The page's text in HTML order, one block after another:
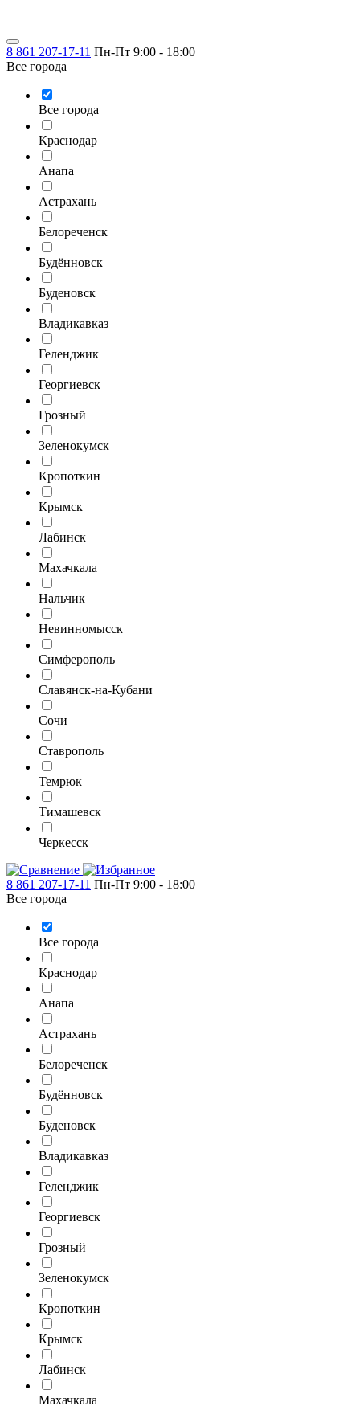
8 861 207-17-11 Пн-Пт 9:00 - 18:00
Все города
Все города
Краснодар
Анапа
Астрахань
Белореченск
Будённовск
Буденовск
Владикавказ
Геленджик
Георгиевск
Грозный
Зеленокумск
Кропоткин
Крымск
Лабинск
Махачкала
Нальчик
Невинномысск
Симферополь
Славянск-на-Кубани
Сочи
Ставрополь
Темрюк
Тимашевск
Черкесск
8 861 207-17-11 Пн-Пт 9:00 - 18:00
Все города
Все города
Краснодар
Анапа
Астрахань
Белореченск
Будённовск
Буденовск
Владикавказ
Геленджик
Георгиевск
Грозный
Зеленокумск
Кропоткин
Крымск
Лабинск
Махачкала